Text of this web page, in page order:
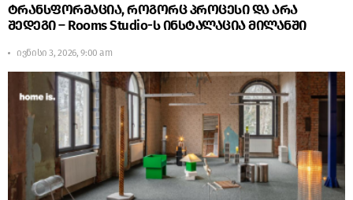
ტრანსფორმაცია, როგორც პროცესი და არა
შედეგი – Rooms Studio-ს ინსტალაცია მილანში
ივნისი 3, 2026, 9:00 am